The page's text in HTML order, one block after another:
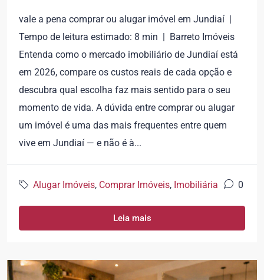
vale a pena comprar ou alugar imóvel em Jundiaí |
Tempo de leitura estimado: 8 min | Barreto Imóveis
Entenda como o mercado imobiliário de Jundiaí está
em 2026, compare os custos reais de cada opção e
descubra qual escolha faz mais sentido para o seu
momento de vida. A dúvida entre comprar ou alugar
um imóvel é uma das mais frequentes entre quem
vive em Jundiaí — e não é à...
Alugar Imóveis, Comprar Imóveis, Imobiliária 0
Leia mais